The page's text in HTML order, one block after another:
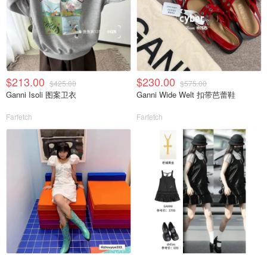
$213.00 $425.00
Ganni Isoli 图案卫衣
Farfetch
$230.00 $575.00
Ganni Wide Welt 扣带芭蕾鞋
Farfetch